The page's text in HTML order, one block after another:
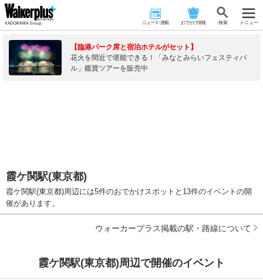
ニュース･連載 おでかけ情報 検 索 メニュー
【臨港パーク席と宿泊ホテルがセット】
花火を間近で堪能できる！「みなとみらいフェスティバ
ル」鑑賞ツアーを販売中
霞ケ関駅(東京都)
霞ケ関駅(東京都)周辺には5件のおでかけスポットと13件のイベントの開
催があります。
ウォーカープラス掲載の駅・路線について
霞ケ関駅(東京都)周辺で開催のイベント